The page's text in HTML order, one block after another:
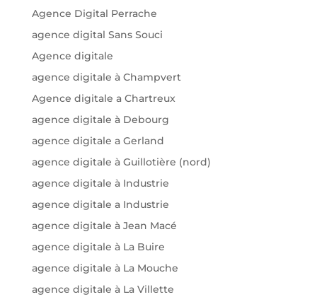
Agence Digital Perrache
agence digital Sans Souci
Agence digitale
agence digitale à Champvert
Agence digitale a Chartreux
agence digitale à Debourg
agence digitale a Gerland
agence digitale à Guillotière (nord)
agence digitale à Industrie
agence digitale a Industrie
agence digitale à Jean Macé
agence digitale à La Buire
agence digitale à La Mouche
agence digitale à La Villette